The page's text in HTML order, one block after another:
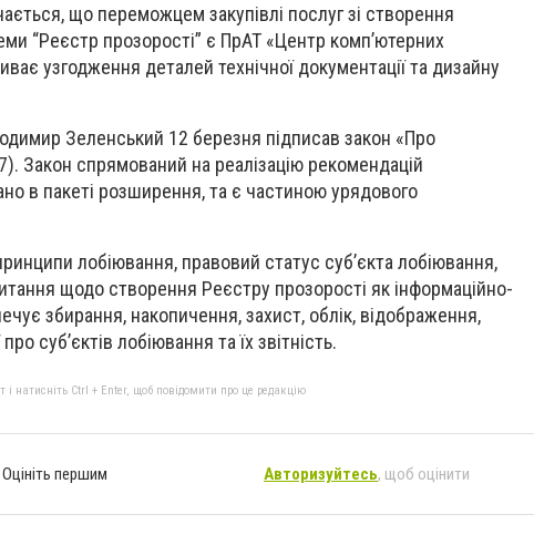
що переможцем закупівлі послуг зі створення
“Реєстр прозорості” є ПрАТ «Центр комп’ютерних
узгодження деталей технічної документації та дизайну
Зеленський 12 березня підписав закон «Про
Закон спрямований на реалізацію рекомендацій
в пакеті розширення, та є частиною урядового
лобіювання, правовий статус суб’єкта лобіювання,
щодо створення Реєстру прозорості як інформаційно-
збирання, накопичення, захист, облік, відображення,
суб’єктів лобіювання та їх звітність.
натисніть Ctrl + Enter, щоб повідомити про це редакцію
Оцініть першим Авторизуйтесь, щоб оцінити